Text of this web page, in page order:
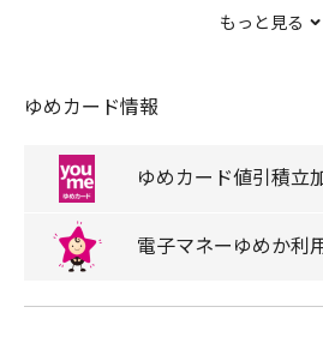
身でおろしていただき、自家製麺
【営業時間】
11時～21時
もっと見る
ゆめカード情報
ゆめカード値引積立
電子マネー ゆめか利